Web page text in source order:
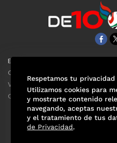
EL UNIVERSAL
Clase
ViveUSA
Confabulario
Respetamos tu privacidad
Utilizamos cookies para
y mostrarte contenido
navegando, aceptas
y el tratamiento de tus
de Privacidad.